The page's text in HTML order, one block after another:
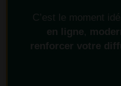
C’est le moment
en ligne,
renforcer votre